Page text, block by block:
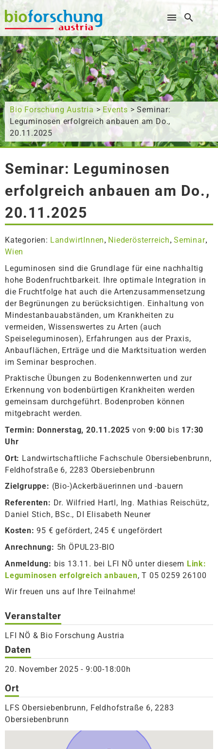
Wonach suchen Sie?
Bio Forschung Austria > Events > Seminar:
Leguminosen erfolgreich anbauen am Do.,
20.11.2025
Seminar: Leguminosen
erfolgreich anbauen am Do.,
20.11.2025
Kategorien: LandwirtInnen, Niederösterreich,Seminar,
Wien
Leguminosen sind die Grundlage für eine nachhaltig
hohe Bodenfruchtbarkeit. Ihre optimale Integration in
die Fruchtfolge hat auch die Artenzusammensetzung
der Begrünungen zu berücksichtigen. Einhaltung von
Mindestanbauabständen, um Krankheiten zu
vermeiden, Wissenswertes zu Arten (auch
Speiseleguminosen), Erfahrungen aus der Praxis,
Anbauflächen, Erträge und die Marktsituation werden
im Seminar besprochen.
Praktische Übungen zu Bodenkennwerten und zur
Erkennung von bodenbürtigen Krankheiten werden
gemeinsam durchgeführt. Bodenproben können
mitgebracht werden.
Termin: Donnerstag, 20.11.2025 von 9:00 bis 17:30
Uhr
Ort: Landwirtschaftliche Fachschule Obersiebenbrunn,
Feldhofstraße 6, 2283 Obersiebenbrunn
Zielgruppe: (Bio-)Ackerbäuerinnen und -bauern
Referenten: Dr. Wilfried Hartl, Ing. Mathias Reischütz,
Daniel Stich, BSc., DI Elisabeth Neuner
Kosten:95 € gefördert, 245 € ungefördert
Anrechnung: 5h ÖPUL23-BIO
Anmeldung: bis 13.11. bei LFI NÖ unter diesem Link:
Leguminosen erfolgreich anbauen, T 05 0259 26100
Wir freuen uns auf Ihre Teilnahme!
Veranstalter
LFI NÖ & Bio Forschung Austria
Daten
20. November 2025 - 9:00-18:00h
Ort
LFS Obersiebenbrunn, Feldhofstraße 6, 2283
Obersiebenbrunn